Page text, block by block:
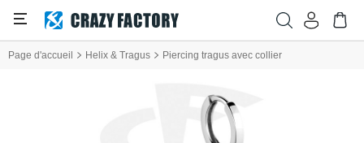
Page d'accueil Helix & Tragus Piercing tragus avec collier